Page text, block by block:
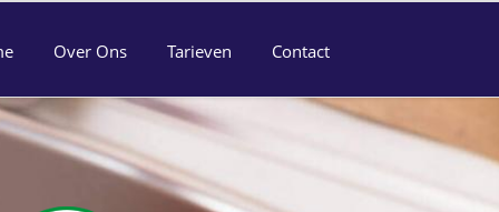
Over Ons Tarieven Contact